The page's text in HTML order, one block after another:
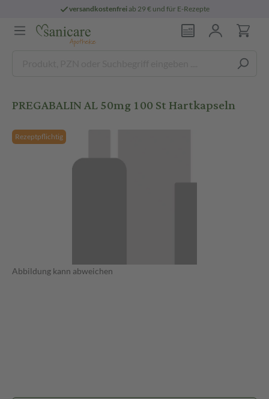
versandkostenfreiab 29 € und für E-Rezepte
PREGABALIN AL 50mg 100 St Hartkapseln
Rezeptpflichtig
Abbildung kann abweichen